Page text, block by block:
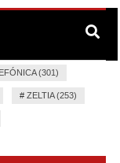
(301)
# ZELTIA (253)